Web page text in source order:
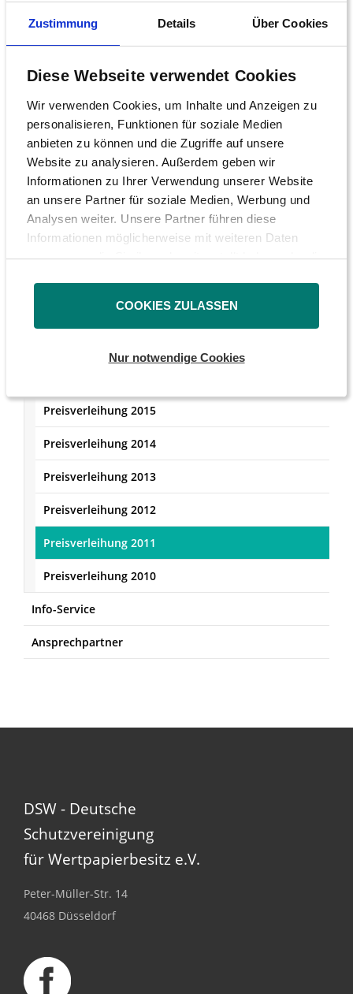
Zustimmung Details Über Cookies
Diese Webseite verwendet Cookies
Wir verwenden Cookies, um Inhalte und Anzeigen zu
personalisieren, Funktionen für soziale Medien
anbieten zu können und die Zugriffe auf unsere
Website zu analysieren. Außerdem geben wir
Informationen zu Ihrer Verwendung unserer Website
an unsere Partner für soziale Medien, Werbung und
Analysen weiter. Unsere Partner führen diese
Informationen möglicherweise mit weiteren Daten
zusammen, die Sie ihnen bereitgestellt haben oder die
COOKIES ZULASSEN
Nur notwendige Cookies
DSW-Preis
Preisverleihung 2025
Preisverleihung 2024
Preisverleihung 2023
Preisverleihung 2022
Preisverleihung 2021
Preisverleihung 2020
Preisverleihung 2018
Preisverleihung 2015
Preisverleihung 2014
Preisverleihung 2013
Preisverleihung 2012
Preisverleihung 2011
Preisverleihung 2010
Info-Service
Ansprechpartner
DSW - Deutsche
Schutzvereinigung
für Wertpapierbesitz e.V.
Peter-Müller-Str. 14
40468 Düsseldorf